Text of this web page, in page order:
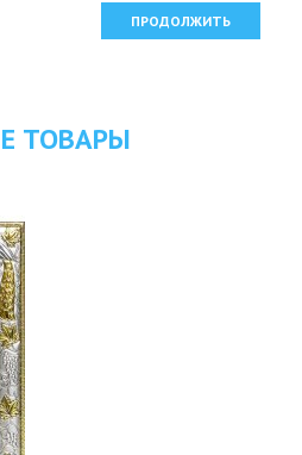
ПРОДОЛЖИТЬ
ТОВАРЫ